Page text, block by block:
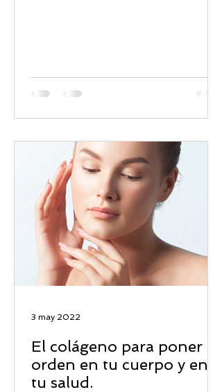
El colágeno para poner
orden en tu cuerpo y en
tu salud.
3 may 2022